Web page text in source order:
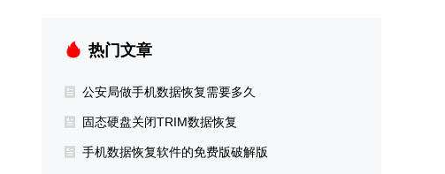
热门文章
公安局做手机数据恢复需要多久
固态硬盘关闭TRIM数据恢复
手机数据恢复软件的免费版破解版